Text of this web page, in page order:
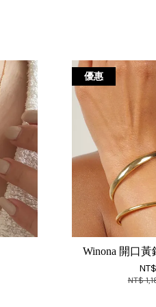
優惠
Winona 開口
NT$